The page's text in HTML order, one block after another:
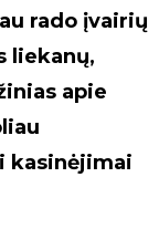
rado įvairių
liekanų,
apie
kasinėjimai